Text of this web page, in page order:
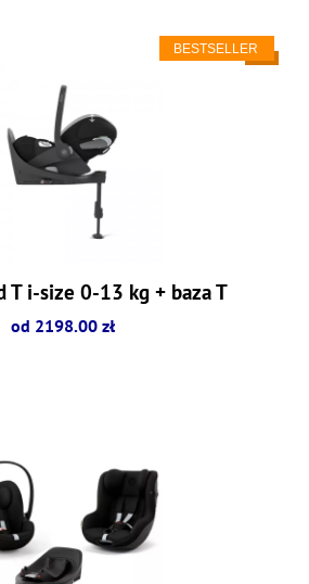
T i-size 0-13 kg + baza T
od 2198.00 zł